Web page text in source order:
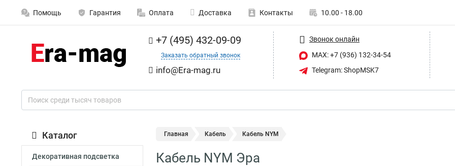
Помощь Гарантия Оплата Доставка Контакты 10.00 - 18.00
+7 (495) 432-09-09
Заказать обратный звонок
info@Era-mag.ru
Звонок онлайн
MAX: +7 (936) 132-34-54
Telegram: ShopMSK7
Каталог
Декоративная подсветка
Главная Кабель Кабель NYM
Кабель NYM Эра